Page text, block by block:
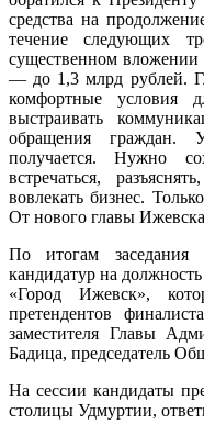
средства на
течение следующих
существенном вложении
— до 1,3 млрд рублей.
комфортные условия
выстраивать
обращения граждан.
получается. Нужно
встречаться,
вовлекать бизнес.
От нового главы
По итогам заседания
кандидатур на
«Город Ижевск»,
претендентов
заместителя Главы
Бадица, председатель
На сессии кандидаты
столицы Удмуртии,